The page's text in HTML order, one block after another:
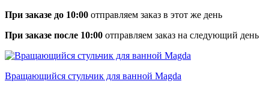
При заказе до 10:00 отправляем заказ в этот же день
При заказе после 10:00 отправляем заказ на следующий день
Вращающийся стульчик для ванной Magda